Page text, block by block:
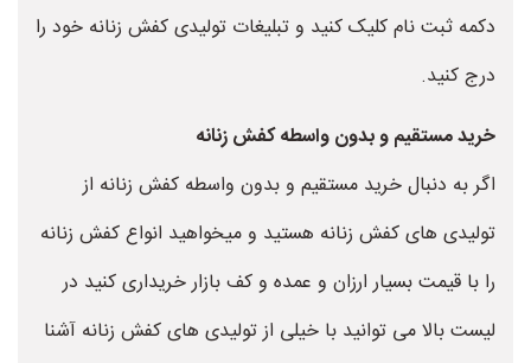
دکمه ثبت نام کلیک کنید و تبلیغات تولیدی کفش زنانه خود را
درج کنید.
خرید مستقیم و بدون واسطه کفش زنانه
اگر به دنبال خرید مستقیم و بدون واسطه کفش زنانه از
تولیدی های کفش زنانه هستید و میخواهید انواع کفش زنانه
را با قیمت بسیار ارزان و عمده و کف بازار خریداری کنید در
لیست بالا می توانید با خیلی از تولیدی های کفش زنانه آشنا